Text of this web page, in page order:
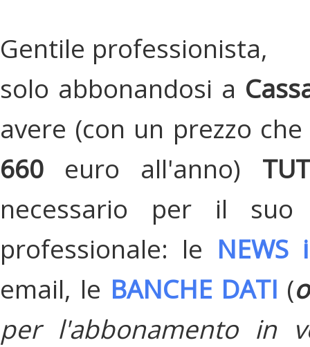
Gentile professionista,
solo abbonandosi a
avere (con un prezzo
660 euro all'anno)
necessario per il suo
professionale: le
email, le BANCHE DATI (
per l'abbonamento in